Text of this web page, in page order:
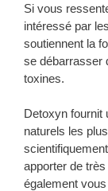
Si vous
intéressé par
soutiennent la
se débarrasser
toxines.
Detoxyn fournit
naturels les
apporter de
également